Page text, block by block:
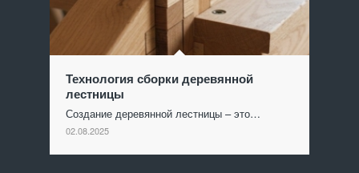
Технология сборки деревянной
лестницы
Создание деревянной лестницы – это…
02.08.2025